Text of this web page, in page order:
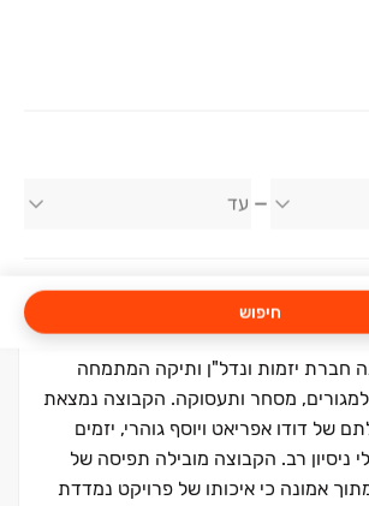
חיפוש
בע"מ
חברת יזמות ונדל"ן ותיקה המתמחה
למגורים, מסחר ותעסוקה. הקבוצה נמצאת
של דודו אפריאט ויוסף גוהרי, יזמים
ניסיון רב. הקבוצה מובילה תפיסה של
אמונה כי איכותו של פרויקט נמדדת